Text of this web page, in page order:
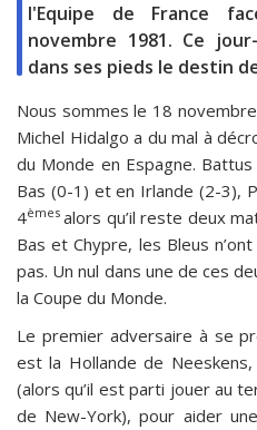
l'Equipe de France
novembre 1981. Ce
dans ses pieds le destin
Nous sommes le 18
Michel Hidalgo a du mal à
du Monde en Espagne.
Bas (0-1) et en Irlande (2-3),
4èmes alors qu’il reste deux
Bas et Chypre, les Bleus
pas. Un nul dans une de ces
la Coupe du Monde.
Le premier adversaire à se
est la Hollande de
(alors qu’il est parti jouer au
de New-York), pour aider